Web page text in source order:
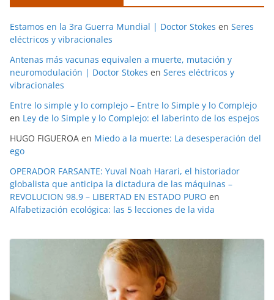
Estamos en la 3ra Guerra Mundial | Doctor Stokes en Seres
eléctricos y vibracionales
Antenas más vacunas equivalen a muerte, mutación y
neuromodulación | Doctor Stokes en Seres eléctricos y
vibracionales
Entre lo simple y lo complejo – Entre lo Simple y lo Complejo
en Ley de lo Simple y lo Complejo: el laberinto de los espejos
HUGO FIGUEROA en Miedo a la muerte: La desesperación del
ego
OPERADOR FARSANTE: Yuval Noah Harari, el historiador
globalista que anticipa la dictadura de las máquinas –
REVOLUCION 98.9 – LIBERTAD EN ESTADO PURO en
Alfabetización ecológica: las 5 lecciones de la vida